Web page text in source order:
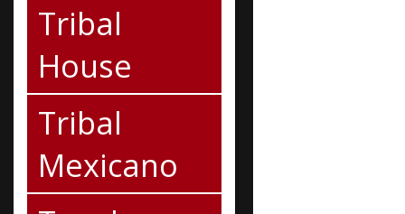
Tribal
House
Tribal
Mexicano